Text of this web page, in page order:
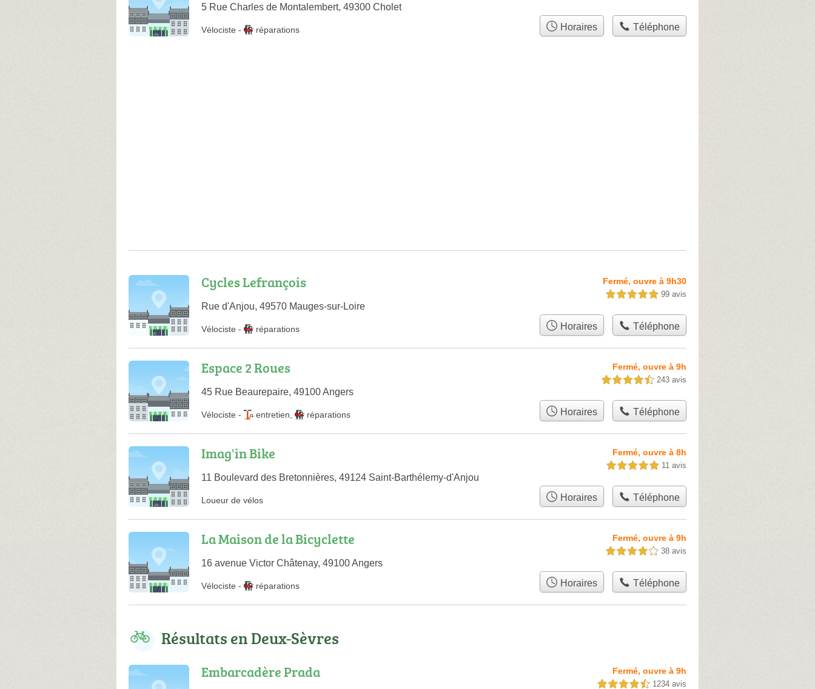
5 Rue Charles de Montalembert, 49300 Cholet
Vélociste - réparations Horaires Téléphone
Cycles Lefrançois
Rue d'Anjou, 49570 Mauges-sur-Loire
Fermé, ouvre à 9h30
5,0 étoiles sur 5 99 avis
Vélociste - réparations Horaires Téléphone
Espace 2 Roues
45 Rue Beaurepaire, 49100 Angers
Fermé, ouvre à 9h
4,5 étoiles sur 5 243 avis
Vélociste - entretien réparations Horaires Téléphone
Imag'in Bike
11 Boulevard des Bretonnières, 49124 Saint-Barthélemy-d'Anjou
Fermé, ouvre à 8h
5,0 étoiles sur 5 11 avis
Loueur de vélos Horaires Téléphone
La Maison de la Bicyclette
16 avenue Victor Châtenay, 49100 Angers
Fermé, ouvre à 9h
4,0 étoiles sur 5 38 avis
Vélociste - réparations Horaires Téléphone
Résultats en Deux-Sèvres
Embarcadère Prada Fermé, ouvre à 9h
4,5 étoiles sur 5 1234 avis